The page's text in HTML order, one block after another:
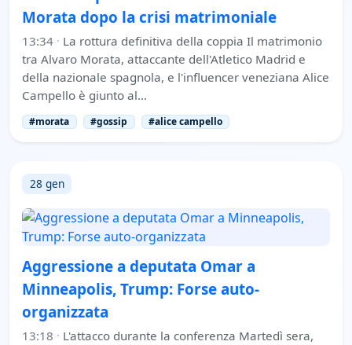
Morata dopo la crisi matrimoniale
13:34 · La rottura definitiva della coppia Il matrimonio
tra Alvaro Morata, attaccante dell'Atletico Madrid e
della nazionale spagnola, e l'influencer veneziana Alice
Campello è giunto al…
#morata #gossip #alice campello
28 gen
Aggressione a deputata Omar a
Minneapolis, Trump: Forse auto-
organizzata
13:18 · L'attacco durante la conferenza Martedì sera,